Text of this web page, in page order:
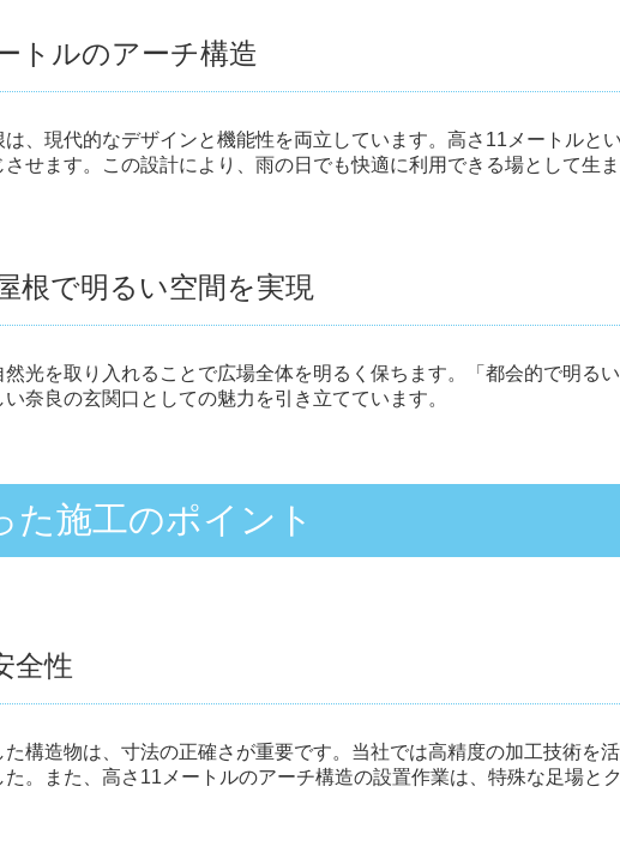
トルのアーチ構造
、現代的なデザインと機能性を両立しています。高さ11メートルと
せます。この設計により、雨の日でも快適に利用できる場として生ま
根で明るい空間を実現
光を取り入れることで広場全体を明るく保ちます。「都会的で明る
奈良の玄関口としての魅力を引き立てています。
た施工のポイント
全性
構造物は、寸法の正確さが重要です。当社では高精度の加工技術を
。また、高さ11メートルのアーチ構造の設置作業は、特殊な足場と